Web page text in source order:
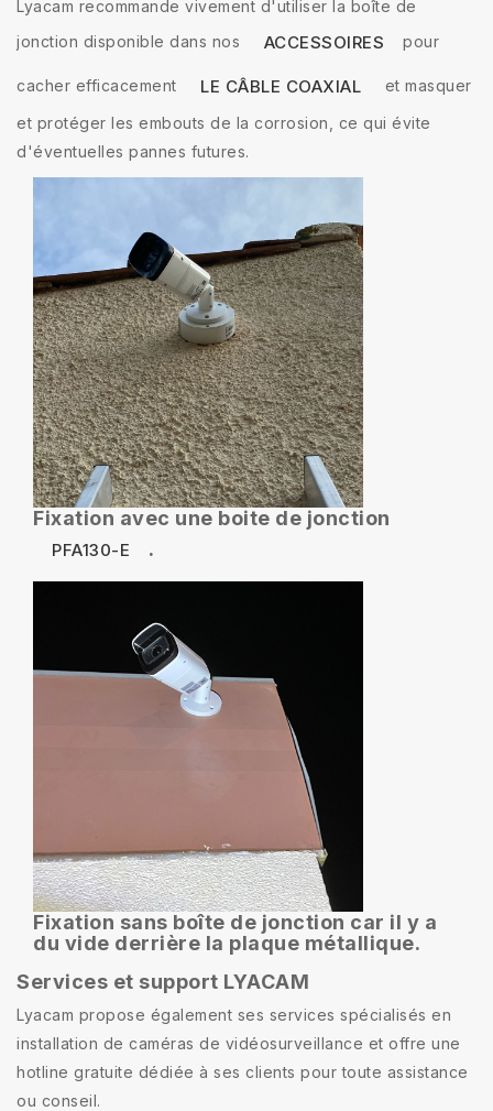
Lyacam recommande vivement d'utiliser la boîte de
jonction disponible dans nos
ACCESSOIRES pour
cacher efficacement LE CÂBLE COAXIAL et masquer
et protéger les embouts de la corrosion, ce qui évite
d'éventuelles pannes futures.
Fixation avec une boite de jonction
PFA130-E .
Fixation sans boîte de jonction car il y a
du vide derrière la plaque métallique.
Services et support LYACAM
Lyacam propose également ses services spécialisés en
installation de caméras de vidéosurveillance et offre une
hotline gratuite dédiée à ses clients pour toute assistance
ou conseil.